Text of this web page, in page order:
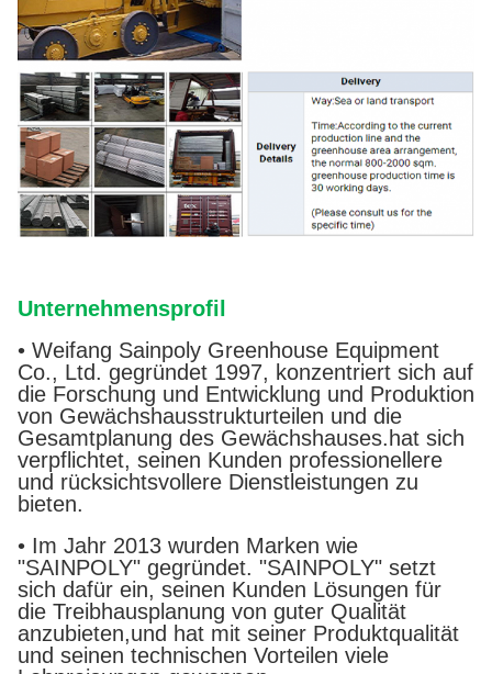
Unternehmensprofil
• Weifang Sainpoly Greenhouse Equipment
Co., Ltd. gegründet 1997, konzentriert sich auf
die Forschung und Entwicklung und Produktion
von Gewächshausstrukturteilen und die
Gesamtplanung des Gewächshauses.hat sich
verpflichtet, seinen Kunden professionellere
und rücksichtsvollere Dienstleistungen zu
bieten.
• Im Jahr 2013 wurden Marken wie
"SAINPOLY" gegründet. "SAINPOLY" setzt
sich dafür ein, seinen Kunden Lösungen für
die Treibhausplanung von guter Qualität
anzubieten,und hat mit seiner Produktqualität
und seinen technischen Vorteilen viele